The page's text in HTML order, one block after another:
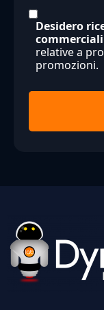
Desidero
commerciali
relative a
promozioni.